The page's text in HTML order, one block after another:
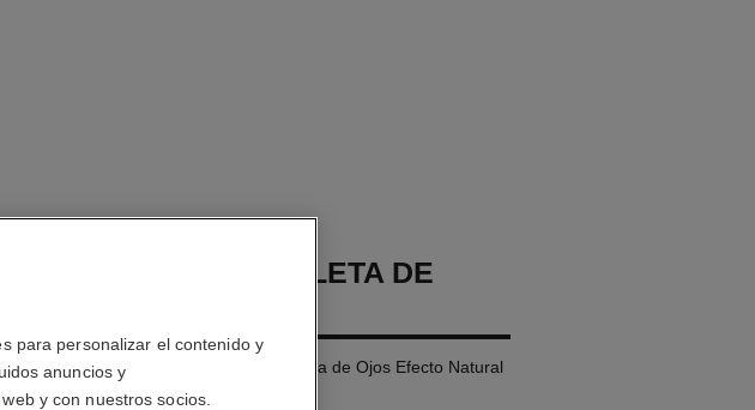
LES BEIGES PALETA DE
Les Beiges Paleta de Ojospaleta de Ojos Efecto Natural
Y Radiante
para personalizar el contenido y
anuncios y
y con nuestros socios.